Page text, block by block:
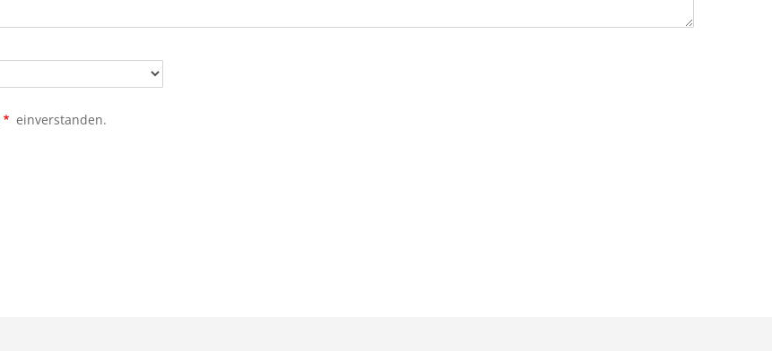
einverstanden.